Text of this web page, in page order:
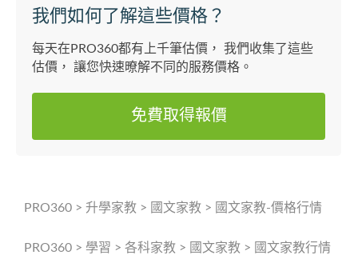
我們如何了解這些價格？
每天在PRO360都有上千筆估價， 我們收集了這些
估價， 讓您快速暸解不同的服務價格。
免費取得報價
PRO360 > 升學家教 > 國文家教 > 國文家教-價格行情
PRO360 > 學習 > 各科家教 > 國文家教 > 國文家教行情